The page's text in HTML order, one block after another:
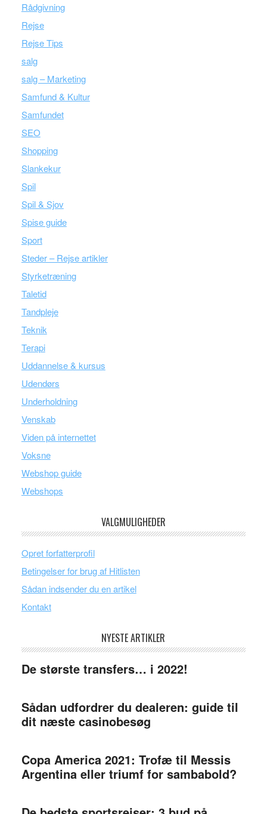
Rådgivning
Rejse
Rejse Tips
salg
salg – Marketing
Samfund & Kultur
Samfundet
SEO
Shopping
Slankekur
Spil
Spil & Sjov
Spise guide
Sport
Steder – Rejse artikler
Styrketræning
Taletid
Tandpleje
Teknik
Terapi
Uddannelse & kursus
Udendørs
Underholdning
Venskab
Viden på internettet
Voksne
Webshop guide
Webshops
VALGMULIGHEDER
Opret forfatterprofil
Betingelser for brug af Hitlisten
Sådan indsender du en artikel
Kontakt
NYESTE ARTIKLER
De største transfers… i 2022!
Sådan udfordrer du dealeren: guide til
dit næste casinobesøg
Copa America 2021: Trofæ til Messis
Argentina eller triumf for sambabold?